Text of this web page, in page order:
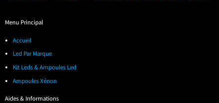
Menu Principal
Accueil
Led Par Marque
Kit Leds & Ampoules Led
Ampoules Xénon
Aides & Informations